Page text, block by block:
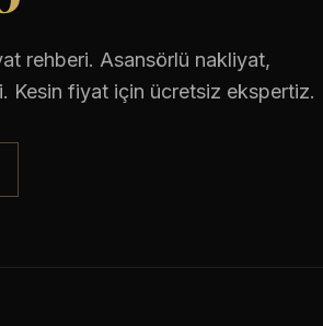
rehberi. Asansörlü nakliyat,
Kesin fiyat için ücretsiz ekspertiz.